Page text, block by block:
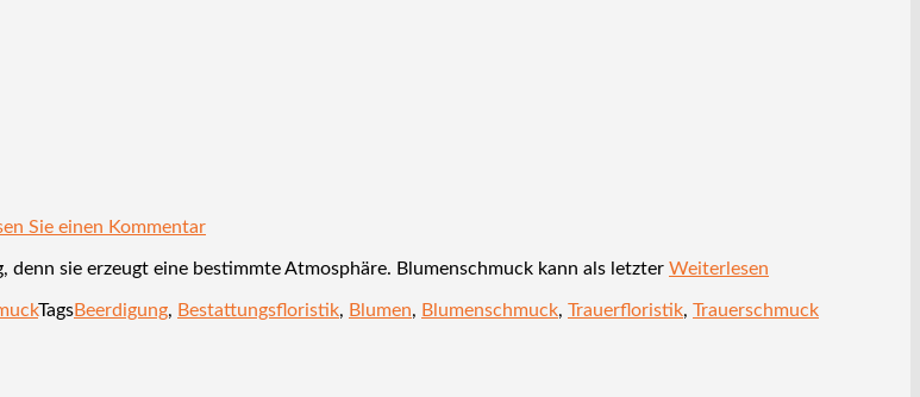
Sie einen Kommentar
sie erzeugt eine bestimmte Atmosphäre. Blumenschmuck kann als letzter Weiterlesen
TagsBeerdigung, Bestattungsfloristik, Blumen, Blumenschmuck, Trauerfloristik, Trauerschmuck